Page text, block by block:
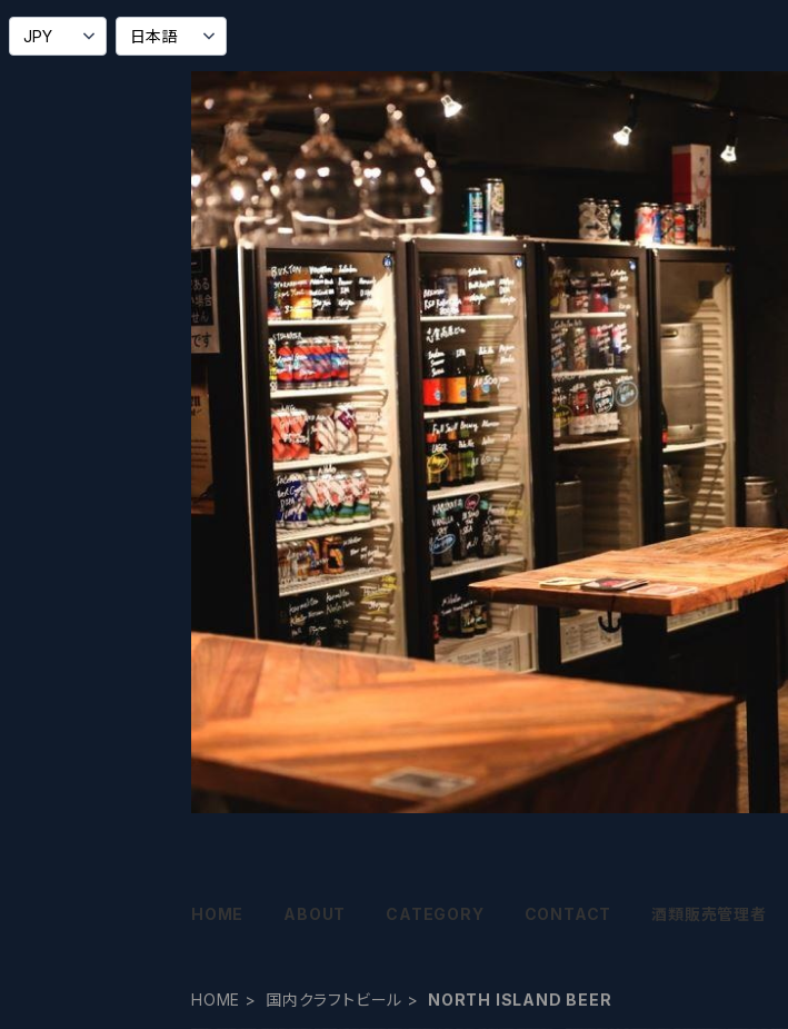
HOME ABOUT CATEGORY CONTACT 酒類販売管理者
HOME 国内クラフトビール NORTH ISLAND BEER